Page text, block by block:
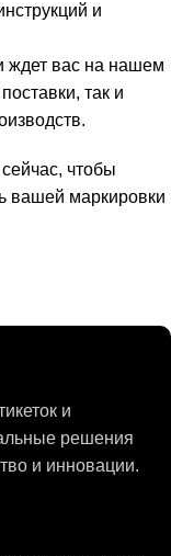
и
ждет вас на нашем
так и
чтобы
вашей маркировки
и
решения
и инновации.